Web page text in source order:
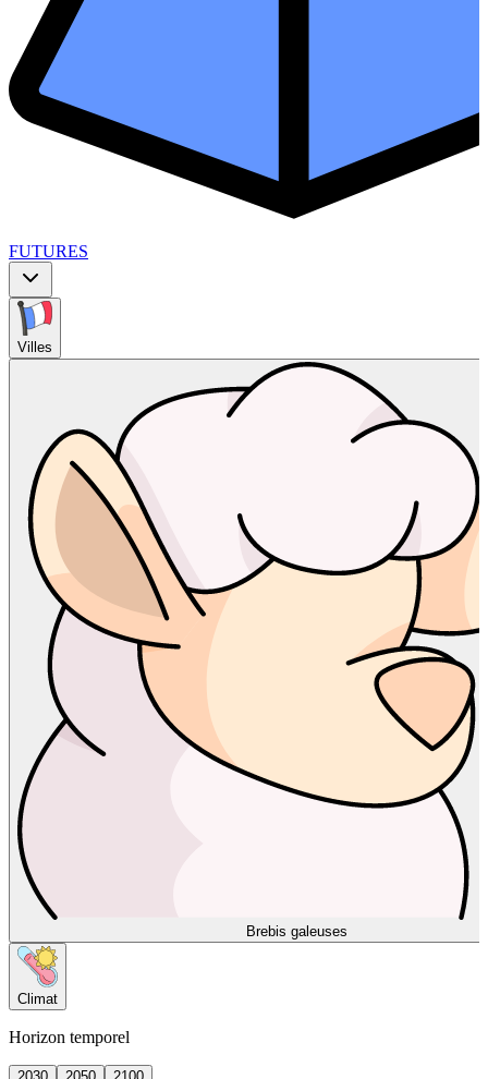
FUTURES
Villes
Brebis galeuses
Climat
Horizon temporel